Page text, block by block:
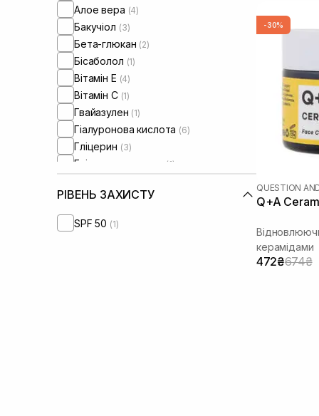
Алое вера (4)
Бакучіол (3)
Бета-глюкан (2)
Бісаболол (1)
Вітамін Е (4)
Вітамін C (1)
Гвайазулен (1)
Гіалуронова кислота (6)
Гліцерин (3)
Гліколева кислота (1)
Діоксид титану(3)
Екстракт м’яти
РІВЕНЬ ЗАХИСТУ
SPF 50 (1)
-30%
QUESTION
Q+A
керамідами
472₴674₴